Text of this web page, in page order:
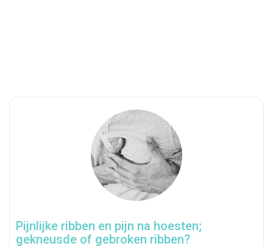
Pijnlijke ribben en pijn na hoesten;
gekneusde of gebroken ribben?